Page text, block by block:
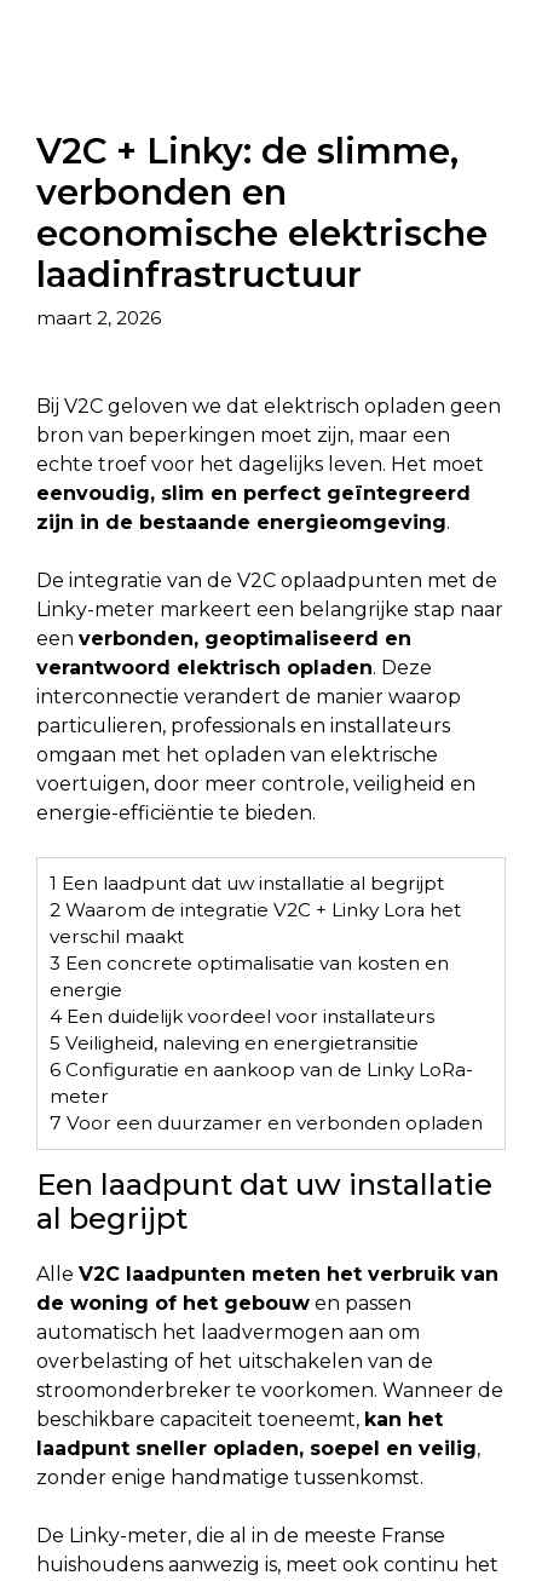
V2C + Linky: de slimme,
verbonden en
economische elektrische
laadinfrastructuur
maart 2, 2026
Bij V2C geloven we dat elektrisch opladen geen
bron van beperkingen moet zijn, maar een
echte troef voor het dagelijks leven. Het moet
eenvoudig, slim en perfect geïntegreerd
zijn in de bestaande energieomgeving.
De integratie van de V2C oplaadpunten met de
Linky-meter markeert een belangrijke stap naar
een verbonden, geoptimaliseerd en
verantwoord elektrisch opladen. Deze
interconnectie verandert de manier waarop
particulieren, professionals en installateurs
omgaan met het opladen van elektrische
voertuigen, door meer controle, veiligheid en
energie-efficiëntie te bieden.
1 Een laadpunt dat uw installatie al begrijpt
2 Waarom de integratie V2C + Linky Lora het
verschil maakt
3 Een concrete optimalisatie van kosten en
energie
4 Een duidelijk voordeel voor installateurs
5 Veiligheid, naleving en energietransitie
6 Configuratie en aankoop van de Linky LoRa-
meter
7 Voor een duurzamer en verbonden opladen
Een laadpunt dat uw installatie
al begrijpt
Alle V2C laadpunten meten het verbruik van
de woning of het gebouw en passen
automatisch het laadvermogen aan om
overbelasting of het uitschakelen van de
stroomonderbreker te voorkomen. Wanneer de
beschikbare capaciteit toeneemt, kan het
laadpunt sneller opladen, soepel en veilig,
zonder enige handmatige tussenkomst.
De Linky-meter, die al in de meeste Franse
huishoudens aanwezig is, meet ook continu het